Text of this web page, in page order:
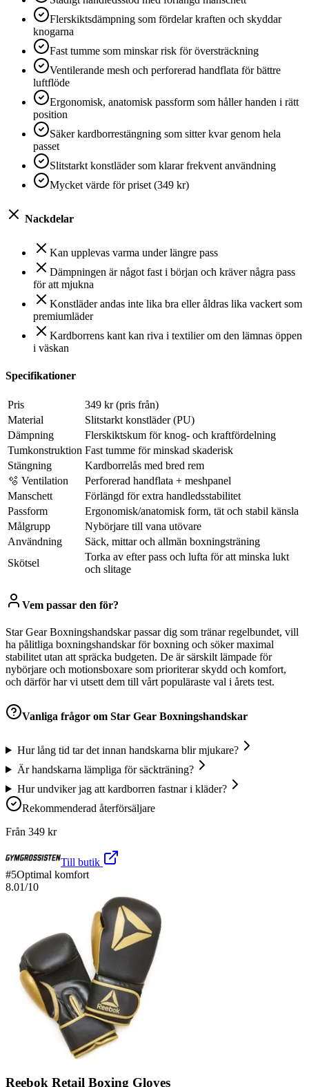
Flerskiktsdämpning som fördelar kraften och skyddar
knogarna
Fast tumme som minskar risk för översträckning
Ventilerande mesh och perforerad handflata för bättre
luftflöde
Ergonomisk, anatomisk passform som håller handen i rätt
position
Säker kardborrestängning som sitter kvar genom hela
passet
Slitstarkt konstläder som klarar frekvent användning
Mycket värde för priset (349 kr)
Nackdelar
Kan upplevas varma under längre pass
Dämpningen är något fast i början och kräver några pass
för att mjukna
Konstläder andas inte lika bra eller åldras lika vackert som
premiumläder
Kardborrens kant kan riva i textilier om den lämnas öppen
i väskan
Specifikationer
Pris
349 kr (pris från)
Material
Slitstarkt konstläder (PU)
Dämpning
Flerskiktskum för knog- och kraftfördelning
Tumkonstruktion Fast tumme för minskad skaderisk
Stängning
Kardborrelås med bred rem
🫧 Ventilation
Perforerad handflata + meshpanel
Manschett
Förlängd för extra handledsstabilitet
Passform
Ergonomisk/anatomisk form, tät och stabil känsla
Målgrupp
Nybörjare till vana utövare
Användning
Säck, mittar och allmän boxningsträning
Skötsel
Torka av efter pass och lufta för att minska lukt
och slitage
Vem passar den för?
Star Gear Boxningshandskar passar dig som tränar regelbundet, vill
ha pålitliga boxningshandskar för boxning och söker maximal
stabilitet utan att spräcka budgeten. De är särskilt lämpade för
nybörjare och motionsboxare som prioriterar skydd och komfort,
och därför har vi utsett dem till vårt populäraste val i årets test.
Vanliga frågor om Star Gear Boxningshandskar
Hur lång tid tar det innan handskarna blir mjukare?
Är handskarna lämpliga för säckträning?
Hur undviker jag att kardborren fastnar i kläder?
Rekommenderad återförsäljare
Från 349 kr
Till butik
#5Optimal komfort
8.01/10
Reebok Retail Boxing Gloves